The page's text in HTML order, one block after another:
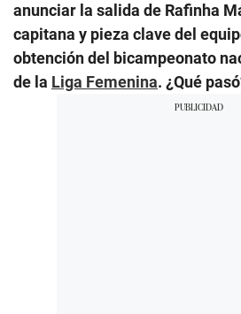
anunciar la salida de Rafinha
capitana y pieza clave del
obtención del bicampeonato
de la Liga Femenina. ¿Qué